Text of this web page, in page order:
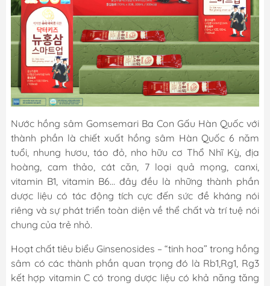
Nước hồng sâm Gomsemari Ba Con Gấu Hàn Quốc với
thành phần là chiết xuất hồng sâm Hàn Quốc 6 năm
tuổi, nhung hươu, táo đỏ, nho hữu cơ Thổ Nhĩ Kỳ, địa
hoàng, cam thảo, cát căn, 7 loại quả mọng, canxi,
vitamin B1, vitamin B6… đây đều là những thành phần
dược liệu có tác động tích cực đến sức đề kháng nói
riêng và sự phát triển toàn diện về thể chất và trí tuệ nói
chung của trẻ nhỏ.
Hoạt chất tiêu biểu Ginsenosides – “tinh hoa” trong hồng
sâm có các thành phần quan trọng đó là Rb1,Rg1, Rg3
kết hợp vitamin C có trong dược liệu có khả năng tăng